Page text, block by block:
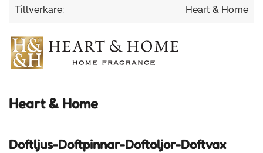
Tillverkare: Heart & Home
Heart & Home
Doftljus-Doftpinnar-Doftoljor-Doftvax